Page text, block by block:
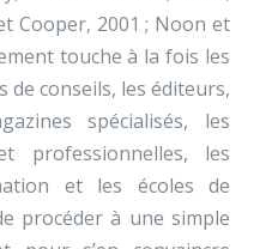
Cooper, 2001 ; Noon et
touche à la fois les
de conseils, les éditeurs,
spécialisés, les
professionnelles, les
et les écoles de
procéder à une simple